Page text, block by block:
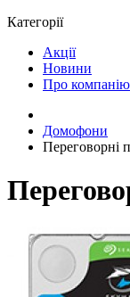
Категорії
Акції
Новини
Про компанію
Домофони
Переговорні